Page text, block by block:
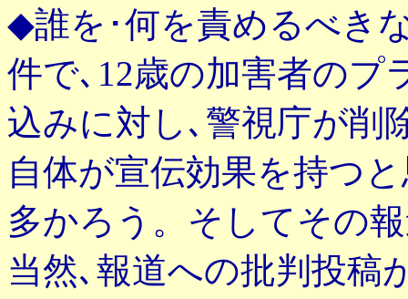
◆誰を･何を責めるべき
件で､12歳の加害者のプ
込みに対し､警視庁が削
自体が宣伝効果を持つ
多かろう。そしてその
当然､報道への批判投稿